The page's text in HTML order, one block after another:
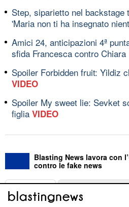
Step, siparietto nel backstage
'Maria non ti ha insegnato
Amici 24, anticipazioni 4ª
sfida Francesca contro Chiara
Spoiler Forbidden fruit: Yildiz
VIDEO
Spoiler My sweet lie: Sevket
figlia VIDEO
Blasting News lavora con
contro le fake news
ABOUT